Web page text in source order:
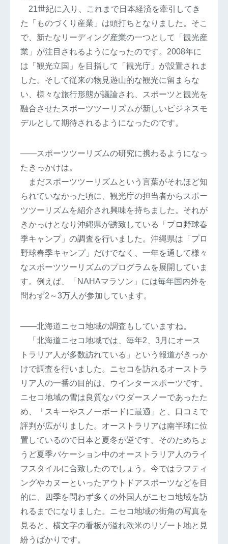
21世紀に入り、これまで日本経済を牽引してき
た「ものづくり産業」は頭打ちとなりました。そこ
で、新たなリーディング産業の一つとして「観光産
業」が注目されるようになったのです。2008年に
は「観光立国」を目指して「観光庁」が設置されま
した。そして従来の物見遊山的な観光に留まらな
い、様々な旅行形態が議論され、スポーツと観光を
融合させたスポーツツーリズムが新しいビジネスモ
デルとして期待されるようになったのです。
――スポーツツーリズムの研究に携わるようになっ
たきっかけは。
まだスポーツツーリズムという言葉がそれほど知
られていなかった頃に、観光庁の担当者からスポー
ツツーリズムを紹介され興味を持ちました。それが
きかっけとなり沖縄県が誘致している「プロ野球春
季キャンプ」の調査を行いました。沖縄県は「プロ
野球春季キャンプ」だけでなく、一年を通して様々
なスポーツツーリズムのプログラムを展開していま
す。例えば、「NAHAマラソン」には毎年国内外を
問わず2～3万人が参加しています。
――北海道ニセコ地域の調査もしていますね。
「北海道ニセコ地域では、毎年2、3月にオース
トラリア人が多数訪れている」という報道がきっか
けで調査を行いました。ニセコを訪れるオーストラ
リア人の一番の目的は、ウインタースポーツです。
ニセコ地域の雪は良質なパウダースノーであったた
め、「スキーやスノーボードに最適」と、口コミで
評判が広がりました。オーストラリアは南半球に位
置しているので日本と夏冬が逆です。そのためちょ
うど夏季バケーション中のオーストラリア人のライ
フスタイルに合致したのでしょう。今ではラフティ
ングやカヌーといったアウトドアスポーツなどを目
的に、四季を問わず多くの外国人がニセコ地域を訪
れるまでになりました。ニセコ地域の街角の写真を
見ると、横文字の看板が溢れ欧米のリゾート地と見
紛うばかりです。